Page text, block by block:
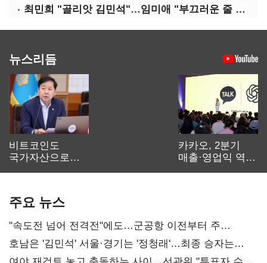
최민희 "골리앗 김민석"…임미애 "부끄러운 줄 알아야"
뉴스리듬
비트코인도
국가자산으로…'
카카오, 2분기
매출·영업익 역대
주요 뉴스
"속도전 넘어 전격전"에도…군공항 이전부터 주
52시간까지 '뇌관'
호남은 '김민석' 서울·경기는 '정청래'…최종 승자는